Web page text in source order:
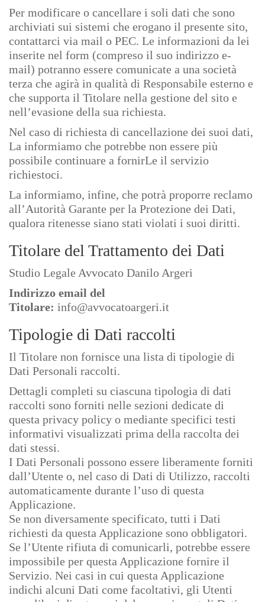
Per modificare o cancellare i soli dati che sono
archiviati sui sistemi che erogano il presente sito,
contattarci via mail o PEC. Le informazioni da lei
inserite nel form (compreso il suo indirizzo e-
mail) potranno essere comunicate a una società
terza che agirà in qualità di Responsabile esterno e
che supporta il Titolare nella gestione del sito e
nell’evasione della sua richiesta.
Nel caso di richiesta di cancellazione dei suoi dati,
La informiamo che potrebbe non essere più
possibile continuare a fornirLe il servizio
richiestoci.
La informiamo, infine, che potrà proporre reclamo
all’Autorità Garante per la Protezione dei Dati,
qualora ritenesse siano stati violati i suoi diritti.
Titolare del Trattamento dei Dati
Studio Legale Avvocato Danilo Argeri
Indirizzo email del
Titolare: info@avvocatoargeri.it
Tipologie di Dati raccolti
Il Titolare non fornisce una lista di tipologie di
Dati Personali raccolti.
Dettagli completi su ciascuna tipologia di dati
raccolti sono forniti nelle sezioni dedicate di
questa privacy policy o mediante specifici testi
informativi visualizzati prima della raccolta dei
dati stessi.
I Dati Personali possono essere liberamente forniti
dall’Utente o, nel caso di Dati di Utilizzo, raccolti
automaticamente durante l’uso di questa
Applicazione.
Se non diversamente specificato, tutti i Dati
richiesti da questa Applicazione sono obbligatori.
Se l’Utente rifiuta di comunicarli, potrebbe essere
impossibile per questa Applicazione fornire il
Servizio. Nei casi in cui questa Applicazione
indichi alcuni Dati come facoltativi, gli Utenti